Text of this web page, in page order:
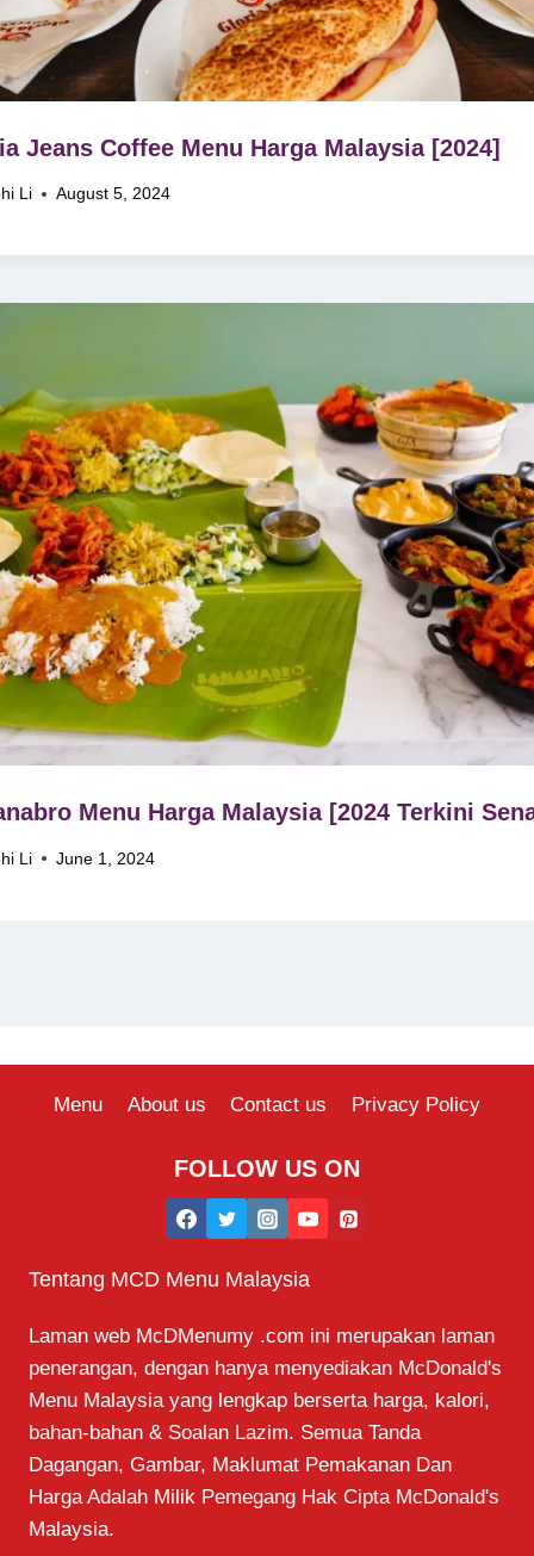
Jeans Coffee Menu Harga Malaysia [2024]
Li August 5, 2024
Menu Harga Malaysia [2024 Terkini
Li June 1, 2024
Menu About us Contact us Privacy Policy
FOLLOW US ON
Tentang MCD Menu Malaysia
Laman web McDMenumy .com ini merupakan laman
penerangan, dengan hanya menyediakan McDonald's
Menu Malaysia yang lengkap berserta harga, kalori,
bahan-bahan & Soalan Lazim. Semua Tanda
Dagangan, Gambar, Maklumat Pemakanan Dan
Harga Adalah Milik Pemegang Hak Cipta McDonald's
Malaysia.